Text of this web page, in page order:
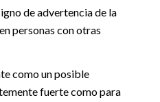
de advertencia de la
personas con otras
como un posible
fuerte como para